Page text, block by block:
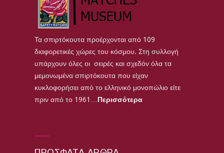
Τα σπιρτόκουτα προέρχονται από 109
διαφορετικές χώρες του κόσμου. Στη συλλογή
υπάρχουν όλες οι σειρές και σχεδόν όλα τα
μεμονωμένα σπιρτόκουτα που είχαν
κυκλοφορήσει από το ελληνικό μονοπώλιο είτε
πριν από το 1961… Περισσότερα